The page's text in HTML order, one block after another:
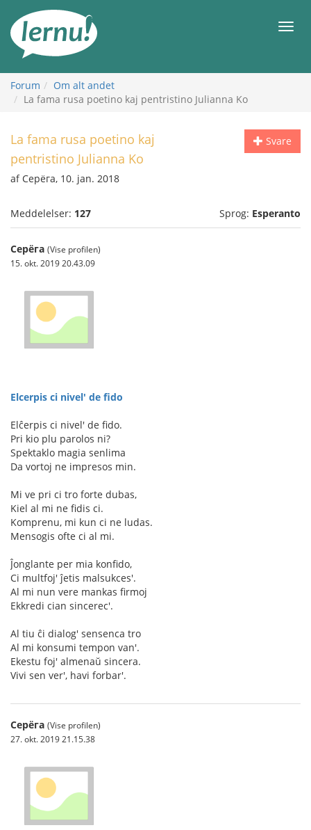
indholdet
Forum
Om alt andet
La fama rusa poetino kaj pentristino Julianna Ko
Svare
La fama rusa poetino kaj
pentristino Julianna Ko
af Серёга, 10. jan. 2018
Meddelelser: 127 Sprog: Esperanto
Серёга (Vise profilen)
15. okt. 2019 20.43.09
Elcerpis ci nivel' de fido
Elĉerpis ci nivel' de fido.
Pri kio plu parolos ni?
Spektaklo magia senlima
Da vortoj ne impresos min.
Mi ve pri ci tro forte dubas,
Kiel al mi ne fidis ci.
Komprenu, mi kun ci ne ludas.
Mensogis ofte ci al mi.
Ĵonglante per mia konfido,
Ci multfoj' ĵetis malsukces'.
Al mi nun vere mankas firmoj
Ekkredi cian sincerec'.
Al tiu ĉi dialog' sensenca tro
Al mi konsumi tempon van'.
Ekestu foj' almenaŭ sincera.
Vivi sen ver', havi forbar'.
Серёга (Vise profilen)
27. okt. 2019 21.15.38